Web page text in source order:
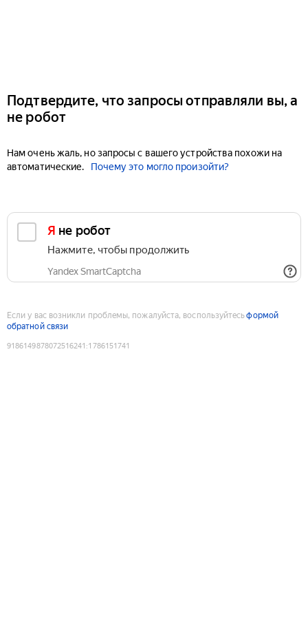
Подтвердите, что запросы отправляли вы, а
не робот
Нам очень жаль, но запросы с вашего устройства похожи на
автоматические.
Почему это могло произойти?
Я не робот
Нажмите, чтобы продолжить
Yandex SmartCaptcha
Если у вас возникли проблемы, пожалуйста, воспользуйтесьформой
обратной связи
9186149878072516241 :1786151741